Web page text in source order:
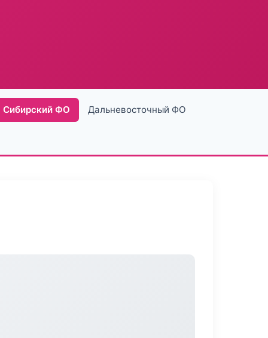
Сибирский ФО Дальневосточный ФО